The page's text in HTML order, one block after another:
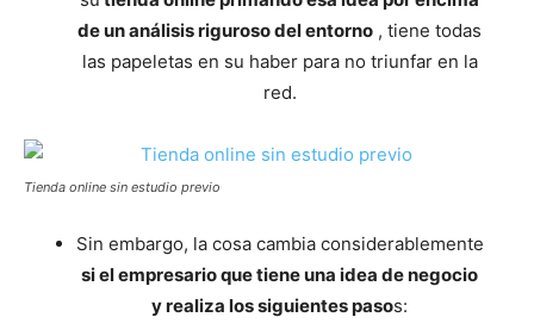
de un análisis riguroso del entorno , tiene todas
las papeletas en su haber para no triunfar en la
red.
Tienda online sin estudio previo
Sin embargo, la cosa cambia considerablemente
si el empresario que tiene una idea de negocio
y realiza los siguientes pasos: